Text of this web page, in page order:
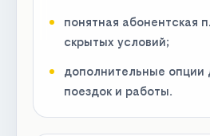
понятная абонентская
скрытых условий;
дополнительные опции
поездок и работы.